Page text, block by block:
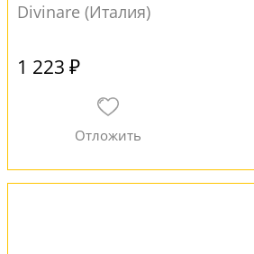
Divinare (Италия)
1 223 ₽